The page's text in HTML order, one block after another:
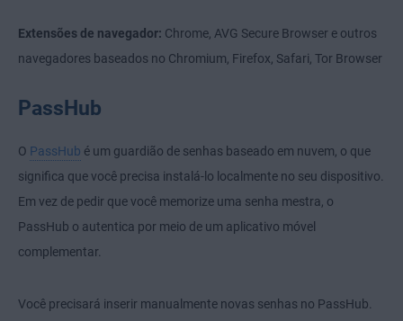
Extensões de navegador: Chrome, AVG Secure Browser e outros
navegadores baseados no Chromium, Firefox, Safari, Tor Browser
PassHub
O PassHub é um guardião de senhas baseado em nuvem, o que
significa que você precisa instalá-lo localmente no seu dispositivo.
Em vez de pedir que você memorize uma senha mestra, o
PassHub o autentica por meio de um aplicativo móvel
complementar.
Você precisará inserir manualmente novas senhas no PassHub.